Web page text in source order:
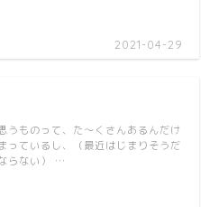
2021-04-29
うものって、た～くさんあるんだけ
っているし、（最近はじまりそうだ
らない） …